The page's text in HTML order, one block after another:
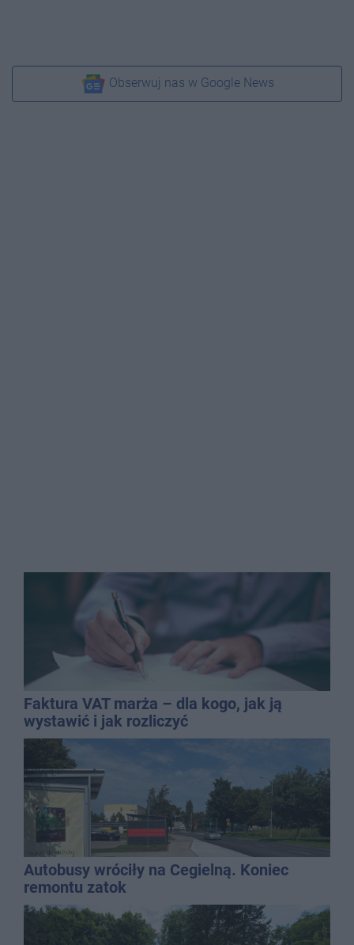
Obserwuj nas w Google News
Faktura VAT marża – dla kogo, jak ją
wystawić i jak rozliczyć
Autobusy wróciły na Cegielną. Koniec
remontu zatok